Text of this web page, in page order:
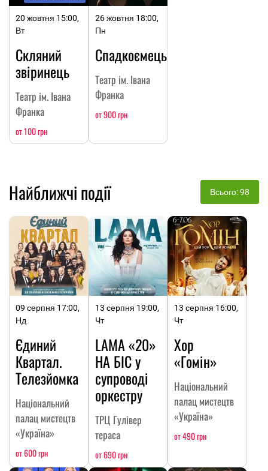
20 жовтня 15:00,
Вт
Скляний
звіринець
Театр ім. Івана
Франка
от 100 грн
26 жовтня 18:00,
Пн
Спадкоємець
Театр ім. Івана
Франка
от 900 грн
Найближчі події Всього: 98
09 серпня 17:00,
Нд
Єдиний
Квартал.
Телезйомка
Національний
палац мистецтв
«Україна»
от 600 грн
13 серпня 19:00,
Чт
LAMA «20»
НА БІС у
супроводі
оркестру
ТРЦ Гулівер
тераса
от 690 грн
13 серпня 16:00,
Чт
Хор
«Гомін»
Національний
палац мистецтв
«Україна»
от 490 грн